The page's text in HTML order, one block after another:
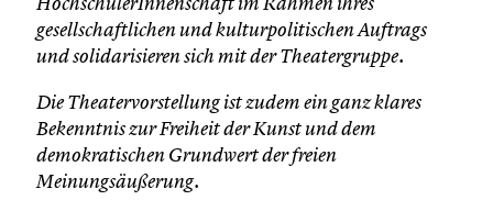
gesellschaftlichen und kulturpolitischen Auftrags
und solidarisieren sich mit der Theatergruppe.
Die Theatervorstellung ist zudem ein ganz klares
Bekenntnis zur Freiheit der Kunst und dem
demokratischen Grundwert der freien
Meinungsäußerung.